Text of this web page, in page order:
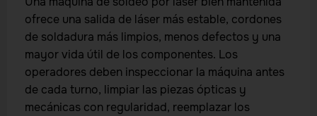
ofrece una salida de láser más estable, cordones
de soldadura más limpios, menos defectos y una
mayor vida útil de los componentes. Los
operadores deben inspeccionar la máquina antes
de cada turno, limpiar las piezas ópticas y
mecánicas con regularidad, reemplazar los